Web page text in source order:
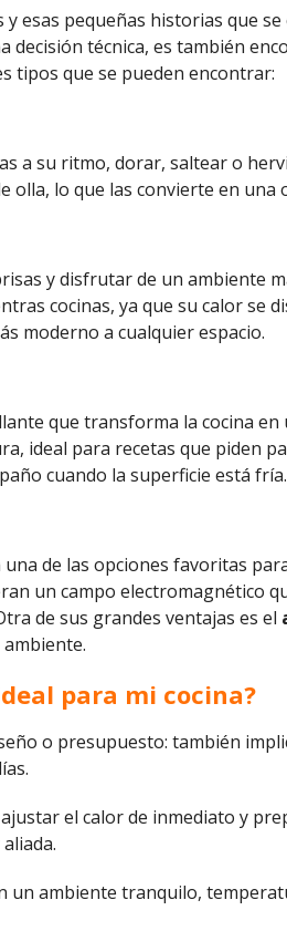
esas pequeñas historias que
decisión técnica, es también
tipos que se pueden encontrar:
a su ritmo, dorar, saltear o
lo que las convierte en una
y disfrutar de un ambiente
cocinas, ya que su calor se
moderno a cualquier espacio.
que transforma la cocina en
ideal para recetas que piden
cuando la superficie está fría.
de las opciones favoritas
un campo electromagnético
de sus grandes ventajas es el
para mi cocina?
o presupuesto: también
el calor de inmediato y
un ambiente tranquilo,